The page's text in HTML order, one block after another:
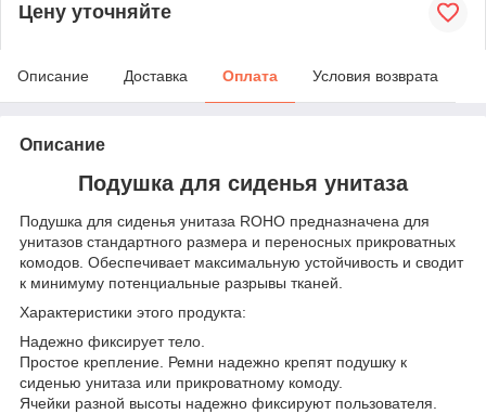
Цену уточняйте
Описание Доставка Оплата Условия возврата
Описание
Подушка для сиденья унитаза
Подушка для сиденья унитаза ROHO предназначена для
унитазов стандартного размера и переносных прикроватных
комодов. Обеспечивает максимальную устойчивость и сводит
к минимуму потенциальные разрывы тканей.
Характеристики этого продукта:
Надежно фиксирует тело.
Простое крепление. Ремни надежно крепят подушку к
сиденью унитаза или прикроватному комоду.
Ячейки разной высоты надежно фиксируют пользователя.